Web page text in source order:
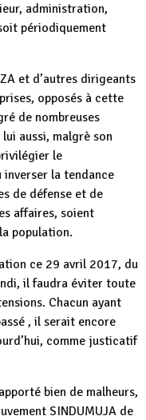
administration,
périodiquement
et d’autres dirigeants
opposés à cette
de nombreuses
aussi, malgrè son
le
inverser la tendance
de défense et de
affaires, soient
population.
ce 29 avril 2017, du
il faudra éviter toute
Chacun ayant
, il serait encore
comme justicatif
bien de malheurs,
SINDUMUJA de